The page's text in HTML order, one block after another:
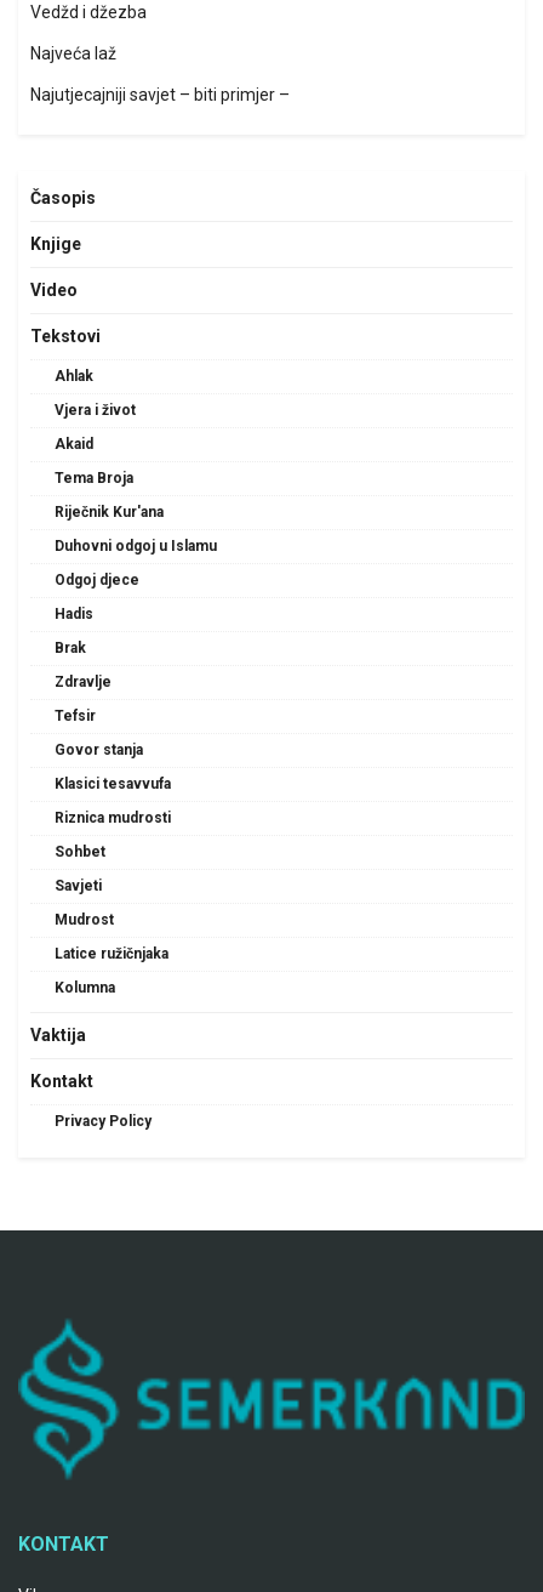
Vedžd i džezba
Najveća laž
Najutjecajniji savjet – biti primjer –
Časopis
Knjige
Video
Tekstovi
Ahlak
Vjera i život
Akaid
Tema Broja
Riječnik Kur'ana
Duhovni odgoj u Islamu
Odgoj djece
Hadis
Brak
Zdravlje
Tefsir
Govor stanja
Klasici tesavvufa
Riznica mudrosti
Sohbet
Savjeti
Mudrost
Latice ružičnjaka
Kolumna
Vaktija
Kontakt
Privacy Policy
KONTAKT